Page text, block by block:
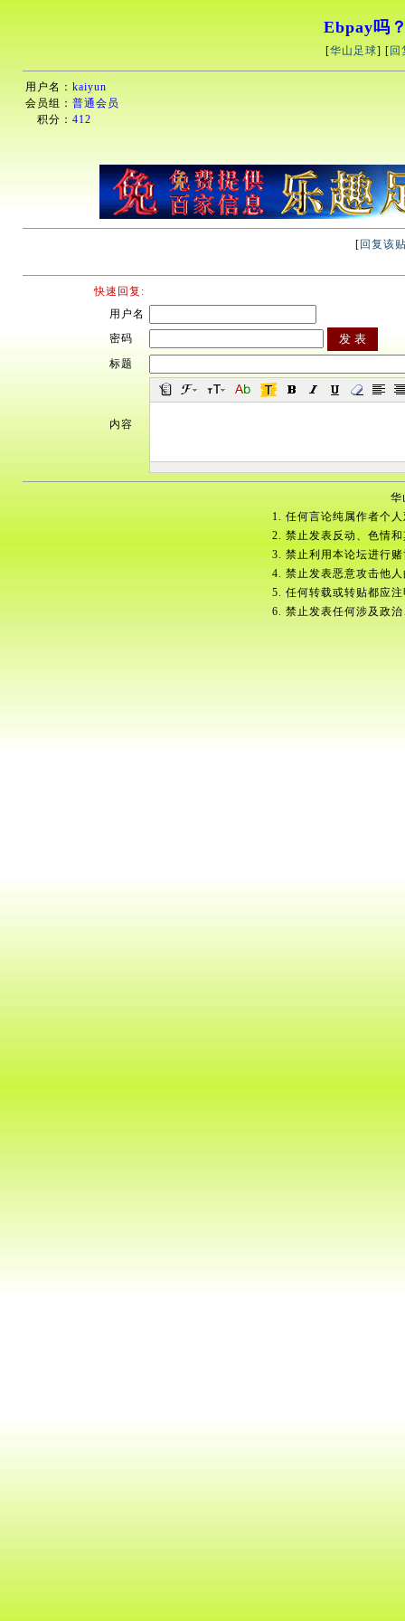
Ebpay吗
[华山足球] [ 回
用户名： kaiyun
会员组： 普通会员
积分： 412
[ 回复该
快速回复:
用户名
密码
标题
内容
华
1. 任何言论纯属作者个
2. 禁止发表反动、色情
3. 禁止利用本论坛进行
4. 禁止发表恶意攻击他
5. 任何转载或转贴都应
6. 禁止发表任何涉及政